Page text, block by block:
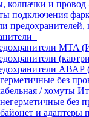
колпачки и
подключения
предохранителей,
MTA
АВАР
без
/ хомуты
без
и адаптеры